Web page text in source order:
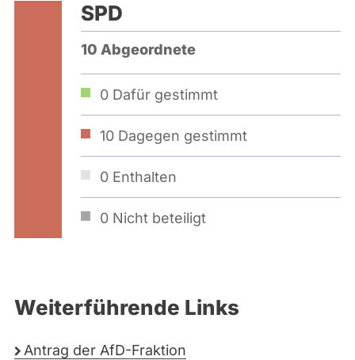
SPD
10 Abgeordnete
0 Dafür gestimmt
10 Dagegen gestimmt
0 Enthalten
0 Nicht beteiligt
Weiterführende Links
Antrag der AfD-Fraktion